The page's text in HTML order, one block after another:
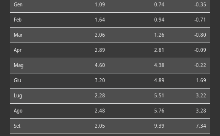
Gen 1.09 0.74 -0.35
Feb 1.64 0.94 -0.71
Mar 2.06 1.26 -0.80
Apr 2.89 2.81 -0.09
Mag 4.60 4.38 -0.22
Giu 3.20 4.89 1.69
Lug 2.28 5.51 3.22
Ago 2.48 5.76 3.28
Set 2.05 9.39 7.34